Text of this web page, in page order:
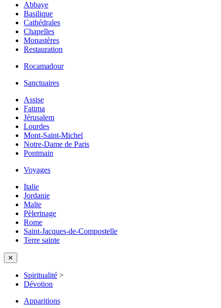
Abbaye
Basilique
Cathédrales
Chapelles
Monastères
Restauration
Rocamadour
Sanctuaires
Assise
Fatima
Jérusalem
Lourdes
Mont-Saint-Michel
Notre-Dame de Paris
Pontmain
Voyages
Italie
Jordanie
Malte
Pèlerinage
Rome
Saint-Jacques-de-Compostelle
Terre sainte
✕
Spiritualité >
Dévotion
Apparitions